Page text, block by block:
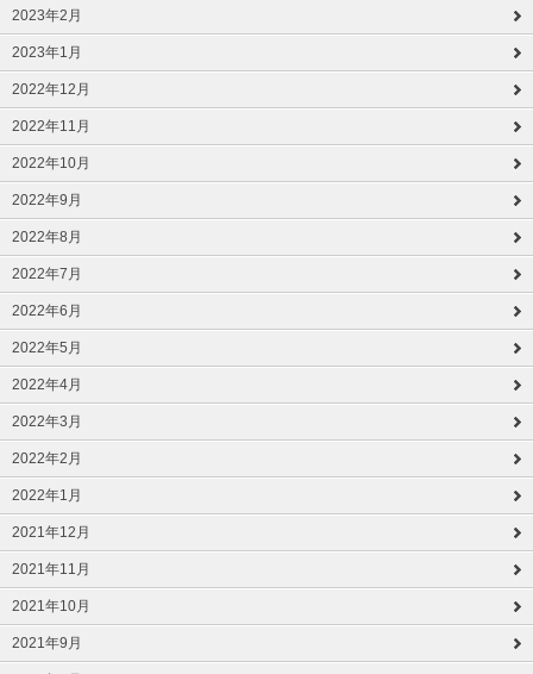
2023年2月
2023年1月
2022年12月
2022年11月
2022年10月
2022年9月
2022年8月
2022年7月
2022年6月
2022年5月
2022年4月
2022年3月
2022年2月
2022年1月
2021年12月
2021年11月
2021年10月
2021年9月